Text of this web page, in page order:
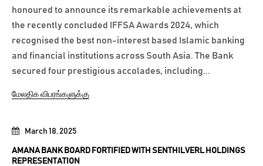
March 18, 2025
AMANA BANK BOARD FORTIFIED WITH SENTHILVERL HOLDINGS
REPRESENTATION
honoured to announce its remarkable achievements at
the recently concluded IFFSA Awards 2024, which
recognised the best non-interest based Islamic banking
and financial institutions across South Asia. The Bank
secured four prestigious accolades, including...
மேலதிக விபரங்களுக்கு